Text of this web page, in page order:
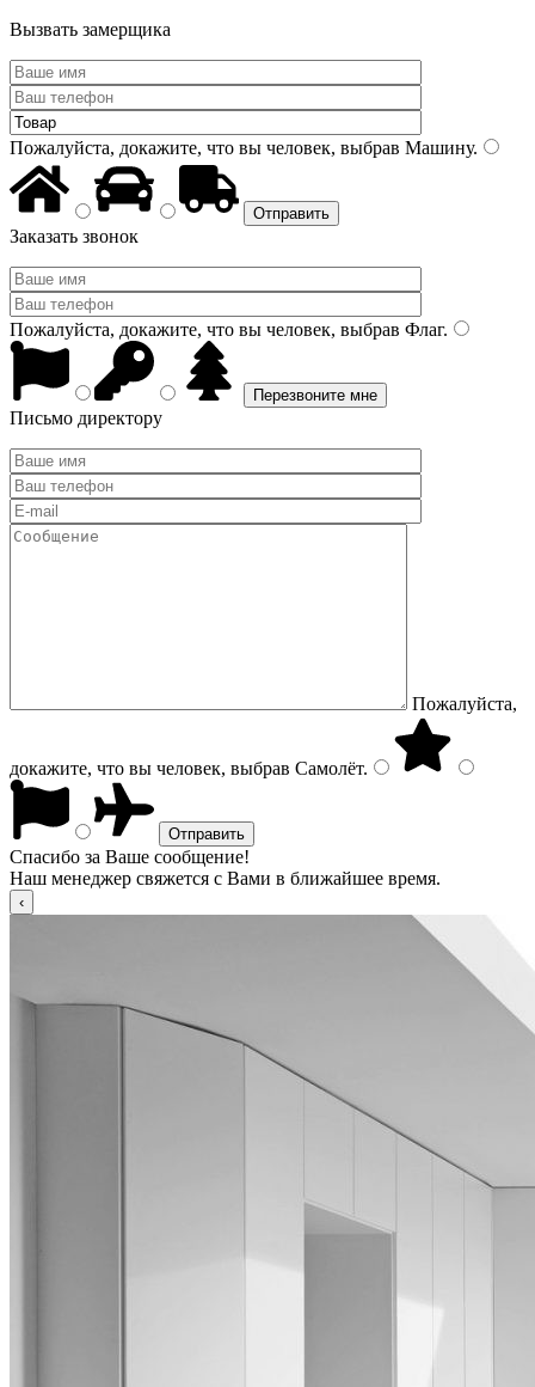
Вызвать замерщика
Пожалуйста, докажите, что вы человек, выбрав Машину.
Заказать звонок
Пожалуйста, докажите, что вы человек, выбрав Флаг.
Письмо директору
Пожалуйста,
докажите, что вы человек, выбрав Самолёт.
Спасибо за Ваше сообщение!
Наш менеджер свяжется с Вами в ближайшее время.